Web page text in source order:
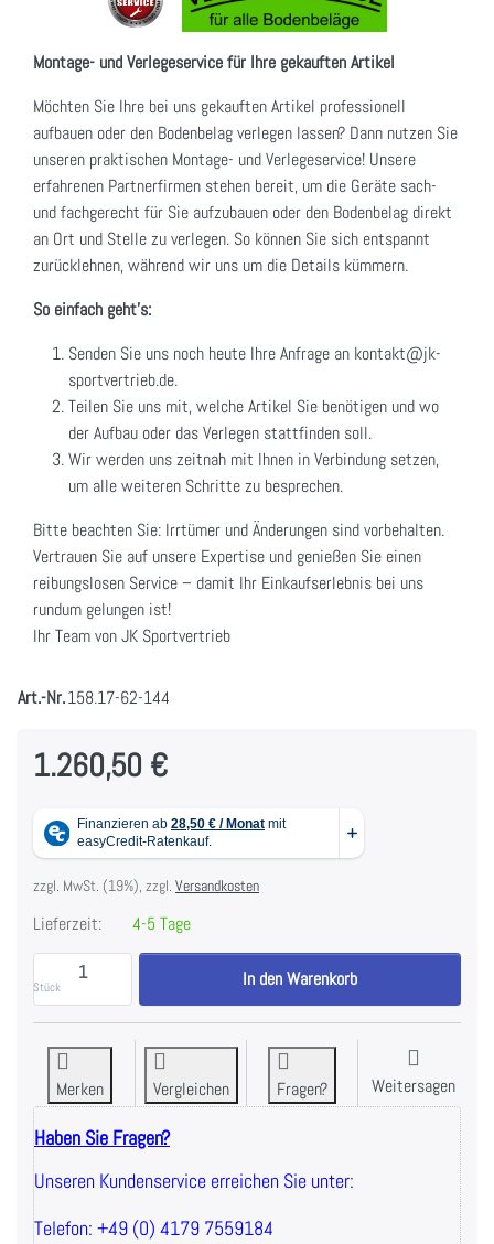
Montage- und Verlegeservice für Ihre gekauften Artikel
Möchten Sie Ihre bei uns gekauften Artikel professionell
aufbauen oder den Bodenbelag verlegen lassen? Dann nutzen Sie
unseren praktischen Montage- und Verlegeservice! Unsere
erfahrenen Partnerfirmen stehen bereit, um die Geräte sach-
und fachgerecht für Sie aufzubauen oder den Bodenbelag direkt
an Ort und Stelle zu verlegen. So können Sie sich entspannt
zurücklehnen, während wir uns um die Details kümmern.
So einfach geht's:
Senden Sie uns noch heute Ihre Anfrage an kontakt@jk-
sportvertrieb.de.
Teilen Sie uns mit, welche Artikel Sie benötigen und wo
der Aufbau oder das Verlegen stattfinden soll.
Wir werden uns zeitnah mit Ihnen in Verbindung setzen,
um alle weiteren Schritte zu besprechen.
Bitte beachten Sie: Irrtümer und Änderungen sind vorbehalten.
Vertrauen Sie auf unsere Expertise und genießen Sie einen
reibungslosen Service – damit Ihr Einkaufserlebnis bei uns
rundum gelungen ist!
Ihr Team von JK Sportvertrieb
Art.-Nr.158.17-62-144
1.260,50 €
zzgl. MwSt. (19%), zzgl. Versandkosten
Lieferzeit: 4-5 Tage
Stück
Set Polyurethan Kurzhanteln HPT Set 2 x 1-10 kg
In den Warenkorb
Merken Vergleichen Fragen? Weitersagen
Haben Sie Fragen?
Unseren Kundenservice erreichen Sie unter:
Telefon: +49 (0) 4179 7559184